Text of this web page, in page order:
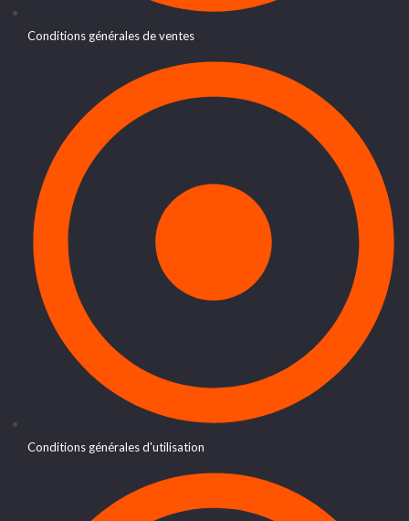
Conditions générales de ventes
Conditions générales d'utilisation